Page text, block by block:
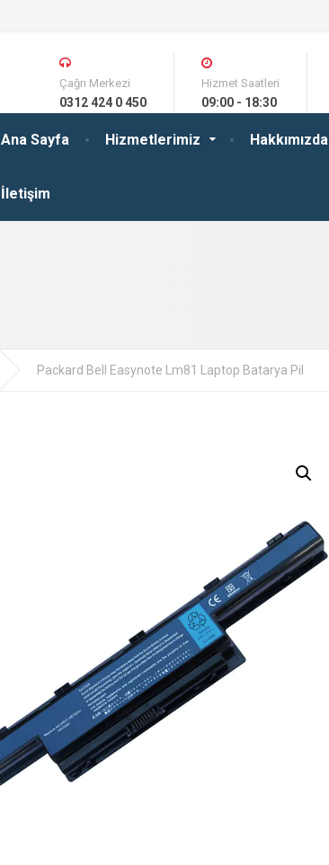
Ana Sayfa Hizmetlerimiz Hakkımızda
İletişim
Çağrı Merkezi
0312 424 0 450
Hizmet Saatleri
09:00 - 18:30
Packard Bell Easynote Lm81 Laptop Batarya Pil